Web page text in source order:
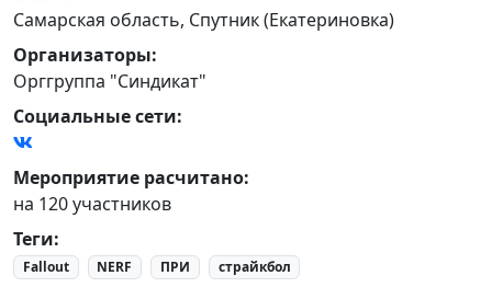
Самарская область, Спутник (Екатериновка)
Организаторы:
Орггруппа "Синдикат"
Социальные сети:
Мероприятие расчитано:
на 120 участников
Теги:
Fallout NERF ПРИ страйкбол